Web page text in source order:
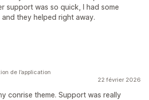
support was so quick, I had some
they helped right away.
22 février 2026
conrise theme. Support was really
de l’application